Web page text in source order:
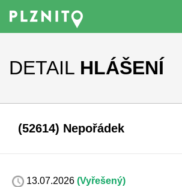
DETAIL HLÁŠENÍ
(52614) Nepořádek
13.07.2026 (Vyřešený)